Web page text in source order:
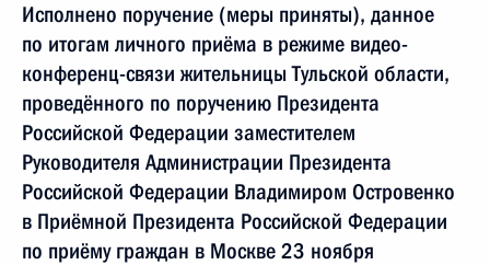
Исполнено поручение (меры приняты), данное
по итогам личного приёма в режиме видео-
конференц-связи жительницы Тульской области,
проведённого по поручению Президента
Российской Федерации заместителем
Руководителя Администрации Президента
Российской Федерации Владимиром Островенко
в Приёмной Президента Российской Федерации
по приёму граждан в Москве 23 ноября